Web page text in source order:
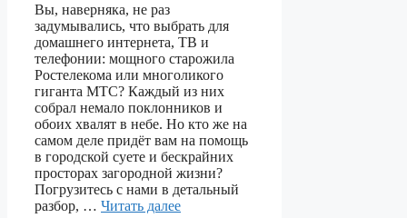
Вы, наверняка, не раз
задумывались, что выбрать для
домашнего интернета, ТВ и
телефонии: мощного старожила
Ростелекома или многоликого
гиганта МТС? Каждый из них
собрал немало поклонников и
обоих хвалят в небе. Но кто же на
самом деле придёт вам на помощь
в городской суете и бескрайних
просторах загородной жизни?
Погрузитесь с нами в детальный
разбор, … Читать далее